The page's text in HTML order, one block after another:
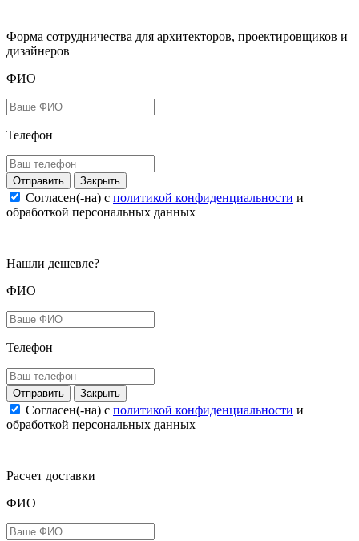
Форма сотрудничества для архитекторов, проектировщиков и
дизайнеров
ФИО
Телефон
Закрыть
Согласен(-на) c политикой конфиденциальности и
обработкой персональных данных
Нашли дешевле?
ФИО
Телефон
Закрыть
Согласен(-на) c политикой конфиденциальности и
обработкой персональных данных
Расчет доставки
ФИО